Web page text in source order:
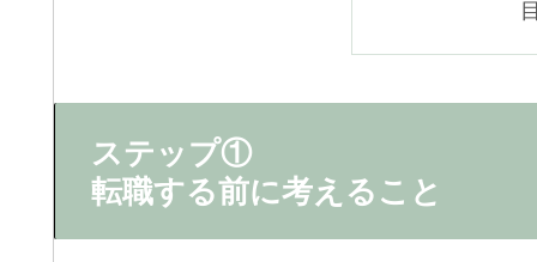
ステップ①
転職する前に考えること